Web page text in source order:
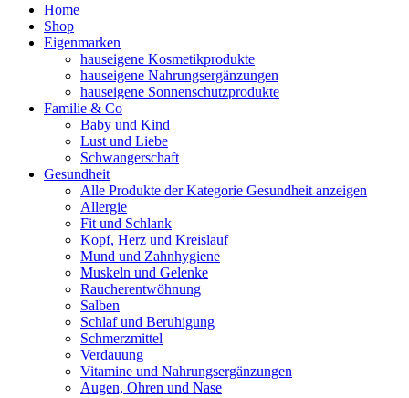
Home
Shop
Eigenmarken
hauseigene Kosmetikprodukte
hauseigene Nahrungsergänzungen
hauseigene Sonnenschutzprodukte
Familie & Co
Baby und Kind
Lust und Liebe
Schwangerschaft
Gesundheit
Alle Produkte der Kategorie Gesundheit anzeigen
Allergie
Fit und Schlank
Kopf, Herz und Kreislauf
Mund und Zahnhygiene
Muskeln und Gelenke
Raucherentwöhnung
Salben
Schlaf und Beruhigung
Schmerzmittel
Verdauung
Vitamine und Nahrungsergänzungen
Augen, Ohren und Nase